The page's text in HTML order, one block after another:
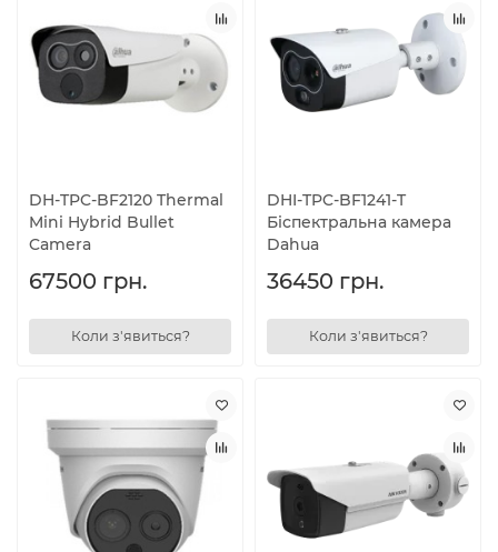
DH-TPC-BF2120 Thermal
Mini Hybrid Bullet
Camera
67500 грн.
Коли з'явиться?
DHI-TPC-BF1241-T
Біспектральна камера
Dahua
36450 грн.
Коли з'явиться?